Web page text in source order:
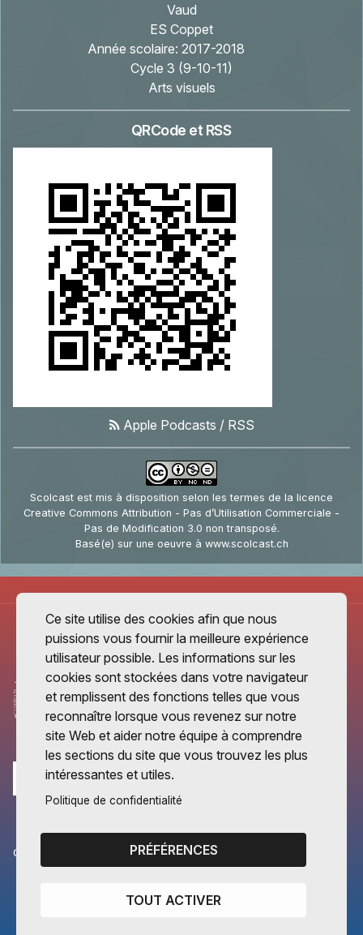
Vaud
ES Coppet
Année scolaire: 2017-2018
Cycle 3 (9-10-11)
Arts visuels
QRCode et RSS
Apple Podcasts / RSS
Scolcast est mis à disposition selon les termes de la licence
Creative Commons Attribution - Pas d’Utilisation Commerciale -
Pas de Modification 3.0 non transposé.
Basé(e) sur une oeuvre à www.scolcast.ch
CANTONS PARTENAIRES
Vaud
Ce site utilise des cookies afin que nous
puissions vous fournir la meilleure expérience
utilisateur possible. Les informations sur les
cookies sont stockées dans votre navigateur
et remplissent des fonctions telles que vous
reconnaître lorsque vous revenez sur notre
site Web et aider notre équipe à comprendre
les sections du site que vous trouvez les plus
intéressantes et utiles.
Politique de confidentialité
PRÉFÉRENCES
TOUT ACTIVER